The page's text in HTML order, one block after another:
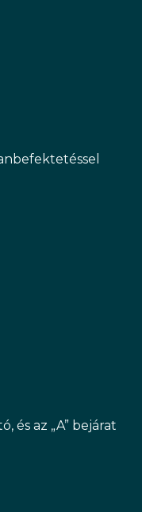
és az „A” bejárat